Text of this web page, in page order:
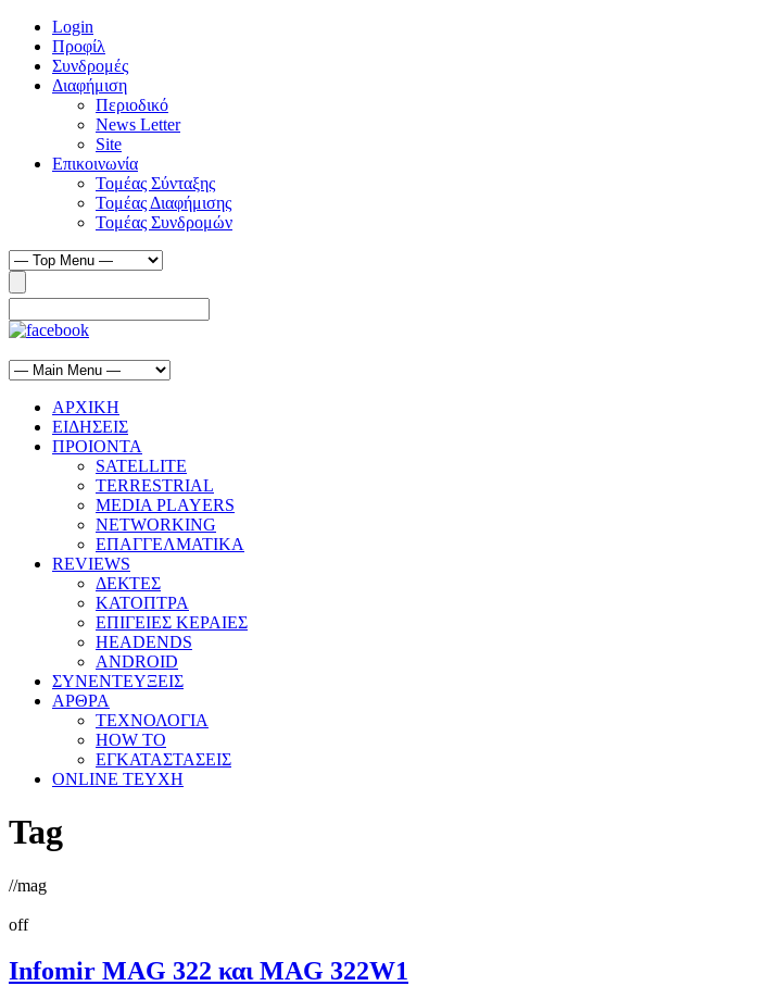
Login
Προφίλ
Συνδρομές
Διαφήμιση
Περιοδικό
News Letter
Site
Επικοινωνία
Τομέας Σύνταξης
Τομέας Διαφήμισης
Τομέας Συνδρομών
ΑΡΧΙΚΗ
ΕΙΔΗΣΕΙΣ
ΠΡΟΙΟΝΤΑ
SATELLITE
TERRESTRIAL
MEDIA PLAYERS
NETWORKING
ΕΠΑΓΓΕΛΜΑΤΙΚΑ
REVIEWS
ΔΕΚΤΕΣ
ΚΑΤΟΠΤΡΑ
ΕΠΙΓΕΙΕΣ ΚΕΡΑΙΕΣ
HEADENDS
ANDROID
ΣΥΝΕΝΤΕΥΞΕΙΣ
ΑΡΘΡΑ
ΤΕΧΝΟΛΟΓΙΑ
HOW TO
ΕΓΚΑΤΑΣΤΑΣΕΙΣ
ONLINE TEYXH
Tag
//mag
off
Infomir MAG 322 και MAG 322W1